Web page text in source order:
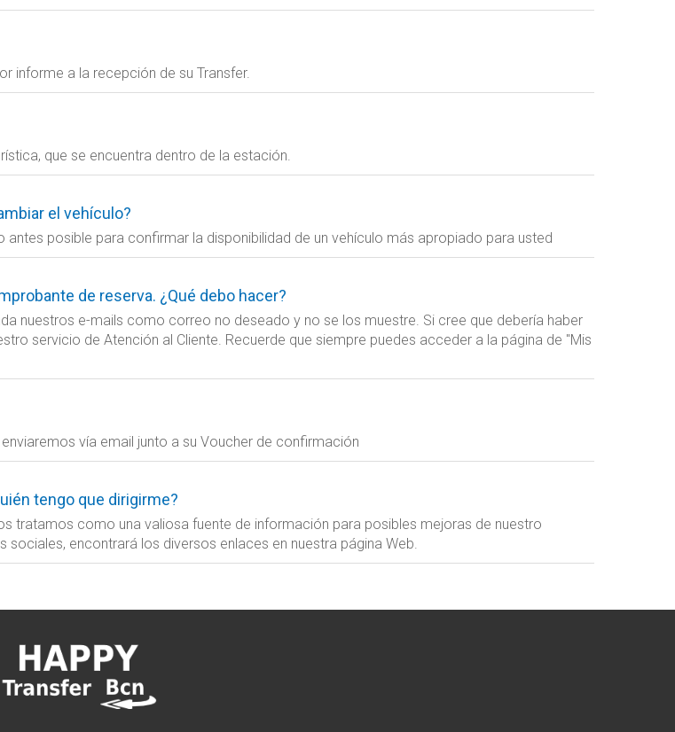
informe a la recepción de su Transfer.
que se encuentra dentro de la estación.
el vehículo?
posible para confirmar la disponibilidad de un vehículo más apropiado para usted
de reserva. ¿Qué debo hacer?
nuestros e-mails como correo no deseado y no se los muestre. Si cree que debería haber
servicio de Atención al Cliente. Recuerde que siempre puedes acceder a la página de "Mis
vía email junto a su Voucher de confirmación
tengo que dirigirme?
tratamos como una valiosa fuente de información para posibles mejoras de nuestro
encontrará los diversos enlaces en nuestra página Web.